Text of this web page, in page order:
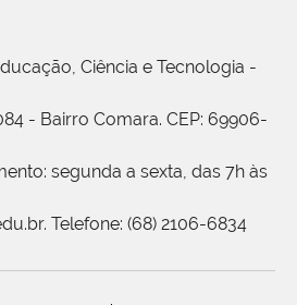
Ciência e Tecnologia -
- Bairro Comara. CEP: 69906-
segunda a sexta, das 7h às
Telefone: (68) 2106-6834